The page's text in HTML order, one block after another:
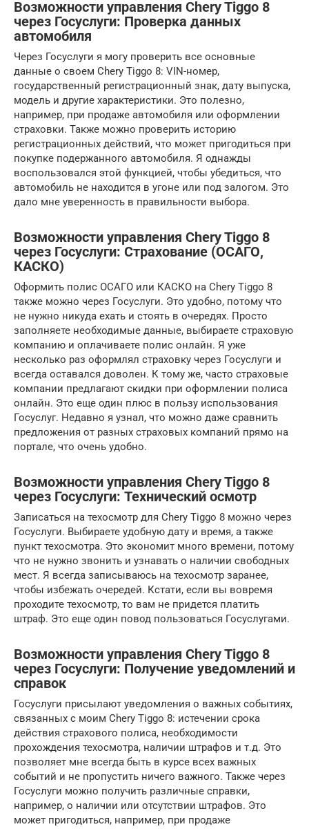
Возможности управления Chery Tiggo 8
через Госуслуги: Проверка данных
автомобиля
Через Госуслуги я могу проверить все основные
данные о своем Chery Tiggo 8: VIN-номер,
государственный регистрационный знак, дату выпуска,
модель и другие характеристики. Это полезно,
например, при продаже автомобиля или оформлении
страховки. Также можно проверить историю
регистрационных действий, что может пригодиться при
покупке подержанного автомобиля. Я однажды
воспользовался этой функцией, чтобы убедиться, что
автомобиль не находится в угоне или под залогом. Это
дало мне уверенность в правильности выбора.
Возможности управления Chery Tiggo 8
через Госуслуги: Страхование (ОСАГО,
КАСКО)
Оформить полис ОСАГО или КАСКО на Chery Tiggo 8
также можно через Госуслуги. Это удобно, потому что
не нужно никуда ехать и стоять в очередях. Просто
заполняете необходимые данные, выбираете страховую
компанию и оплачиваете полис онлайн. Я уже
несколько раз оформлял страховку через Госуслуги и
всегда оставался доволен. К тому же, часто страховые
компании предлагают скидки при оформлении полиса
онлайн. Это еще один плюс в пользу использования
Госуслуг. Недавно я узнал, что можно даже сравнить
предложения от разных страховых компаний прямо на
портале, что очень удобно.
Возможности управления Chery Tiggo 8
через Госуслуги: Технический осмотр
Записаться на техосмотр для Chery Tiggo 8 можно через
Госуслуги. Выбираете удобную дату и время, а также
пункт техосмотра. Это экономит много времени, потому
что не нужно звонить и узнавать о наличии свободных
мест. Я всегда записываюсь на техосмотр заранее,
чтобы избежать очередей. Кстати, если вы вовремя
проходите техосмотр, то вам не придется платить
штраф. Это еще один повод пользоваться Госуслугами.
Возможности управления Chery Tiggo 8
через Госуслуги: Получение уведомлений и
справок
Госуслуги присылают уведомления о важных событиях,
связанных с моим Chery Tiggo 8: истечении срока
действия страхового полиса, необходимости
прохождения техосмотра, наличии штрафов и т.д. Это
позволяет мне всегда быть в курсе всех важных
событий и не пропустить ничего важного. Также через
Госуслуги можно получить различные справки,
например, о наличии или отсутствии штрафов. Это
может пригодиться, например, при продаже